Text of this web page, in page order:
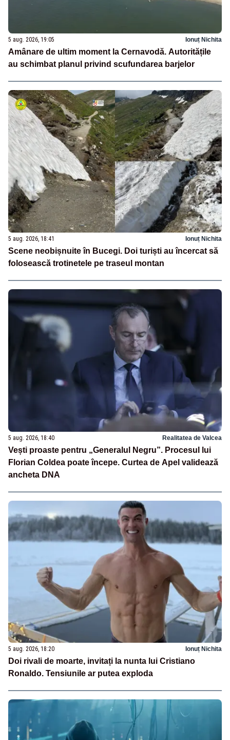
5 aug. 2026, 19:05 Ionuț Nichita
Amânare de ultim moment la Cernavodă. Autoritățile
au schimbat planul privind scufundarea barjelor
5 aug. 2026, 18:41 Ionuț Nichita
Scene neobișnuite în Bucegi. Doi turiști au încercat să
folosească trotinetele pe traseul montan
5 aug. 2026, 18:40 Realitatea de Valcea
Vești proaste pentru „Generalul Negru”. Procesul lui
Florian Coldea poate începe. Curtea de Apel validează
ancheta DNA
5 aug. 2026, 18:20 Ionuț Nichita
Doi rivali de moarte, invitați la nunta lui Cristiano
Ronaldo. Tensiunile ar putea exploda